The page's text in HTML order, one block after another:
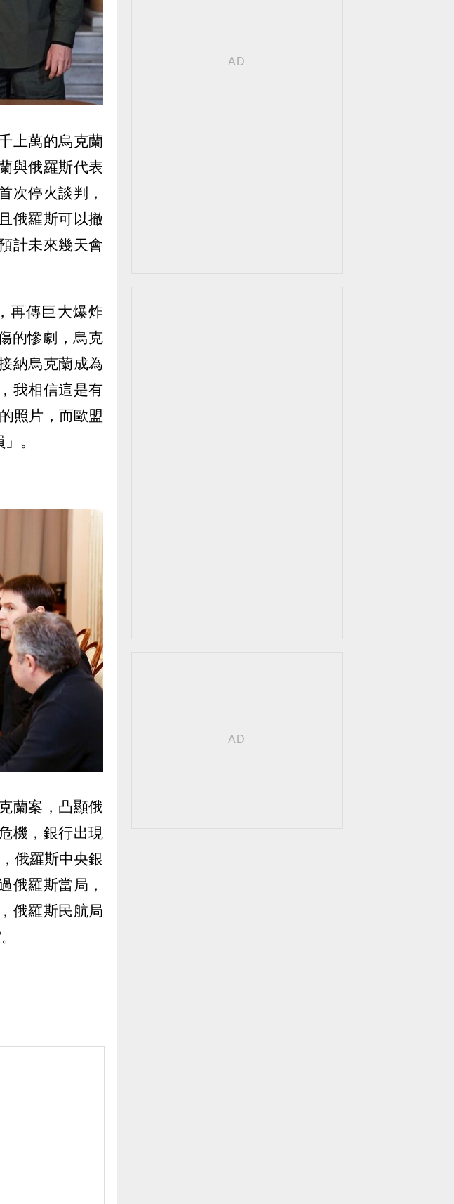
上萬的烏克蘭
與俄羅斯代表
次停火談判，
俄羅斯可以撤
計未來幾天會
再傳巨大爆炸
的慘劇，烏克
納烏克蘭成為
我相信這是有
照片，而歐盟
。
蘭案，凸顯俄
機，銀行出現
俄羅斯中央銀
俄羅斯當局，
俄羅斯民航局